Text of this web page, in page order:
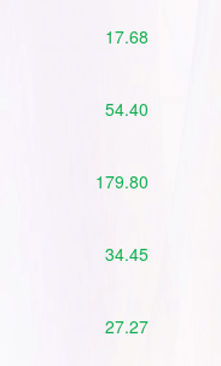
17.68
54.40
179.80
34.45
27.27